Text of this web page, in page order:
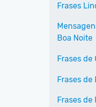
Frases
Boa Noite
Frases de
Frases de
Frases de